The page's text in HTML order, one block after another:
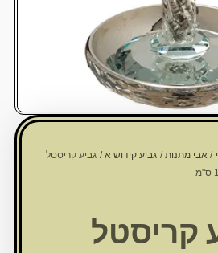
/גביע קידוש א/ גביע קריסטל